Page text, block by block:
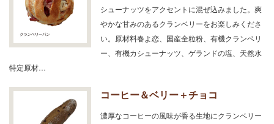
シューナッツをアクセントに混ぜ込みました。爽
やかな甘みのあるクランベリーをお楽しみくださ
い。原材料春よ恋、国産全粒粉、有機クランベリ
ー、有機カシューナッツ、ゲランドの塩、天然水
特定原材…
コーヒー＆ベリー＋チョコ
濃厚なコーヒーの風味が香る生地にクランベリー